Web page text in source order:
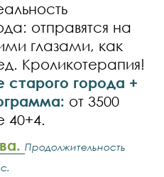
отправятся на
глазами, как
Кроликотерапия!
города +
от 3500
40+4.
Продолжительность